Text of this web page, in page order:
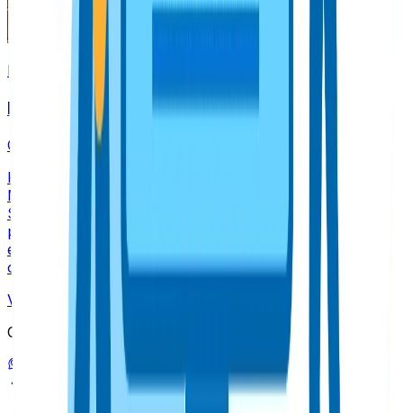
Escrito por
Felipe Uribe
CEO
Ph.D. en Creación y Gestión de Empresas con foco en
Marketing Digital. Felipe lidera la visión estratégica de
Seology con más de 20 años de experiencia en
proyectos SEO en LATAM, EEUU y Europa. Su misión
es desarrollar estrategias centradas en el usuario y
orientadas al crecimiento sostenible.
Ver más artículos de
Compartir este articulo